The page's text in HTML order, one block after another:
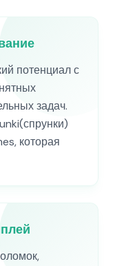
потенциал с
задач.
которая